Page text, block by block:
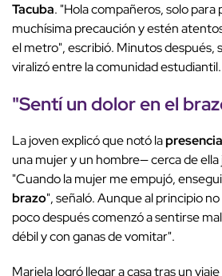
Tacuba. "Hola compañeros, solo
muchísima precaución y estén
el metro", escribió. Minutos después,
viralizó entre la comunidad estudiantil.
"Sentí un dolor en el
La joven explicó que notó la
una mujer y un hombre— cerca de
"Cuando la mujer me empujó,
brazo", señaló. Aunque al principio
poco después comenzó a sentirse
débil y con ganas de vomitar".
Mariela logró llegar a casa tras un